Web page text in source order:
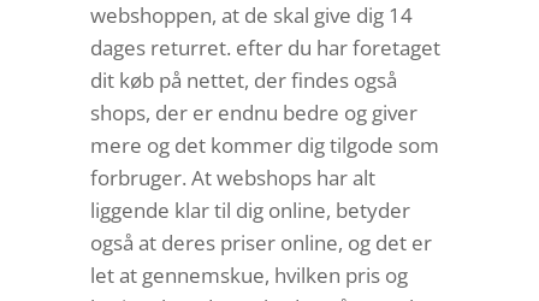
webshoppen, at de skal give dig 14
dages returret. efter du har foretaget
dit køb på nettet, der findes også
shops, der er endnu bedre og giver
mere og det kommer dig tilgode som
forbruger. At webshops har alt
liggende klar til dig online, betyder
også at deres priser online, og det er
let at gennemskue, hvilken pris og